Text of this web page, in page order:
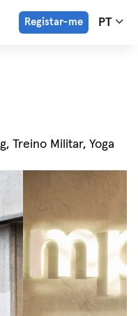
Registar-me PT
Treino Militar, Yoga